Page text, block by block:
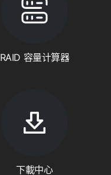
RAID 容量计算器
下載中心